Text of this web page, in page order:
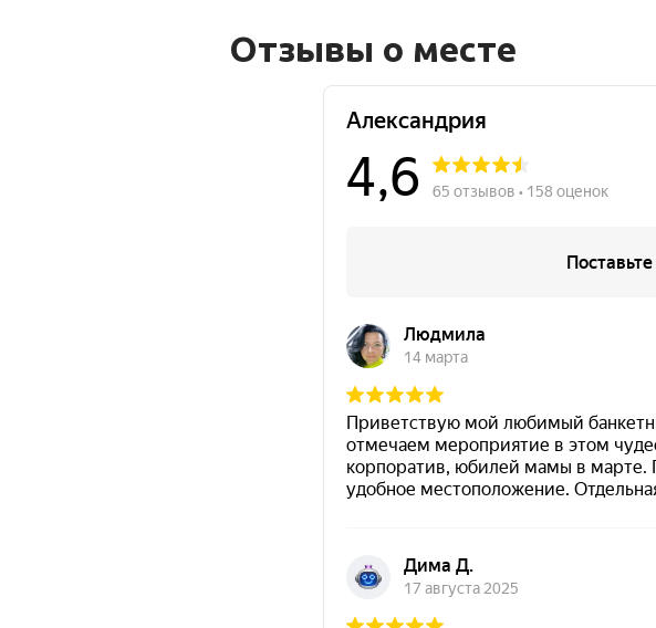
Отзывы о месте